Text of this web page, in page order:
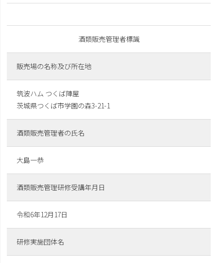
酒類販売管理者標識
販売場の名称及び所在地
筑波ハム つくば陣屋
茨城県つくば市学園の森3-21-1
酒類販売管理者の氏名
大島一恭
酒類販売管理研修受講年月日
令和6年12月17日
研修実施団体名